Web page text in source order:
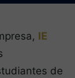
IE
de